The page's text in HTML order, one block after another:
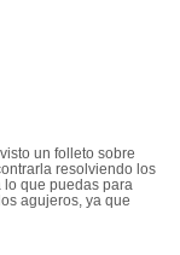
un folleto sobre
resolviendo los
lo que puedas para
agujeros, ya que